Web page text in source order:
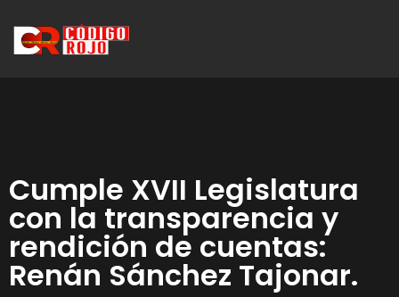
Cumple XVII Legislatura
con la transparencia y
rendición de cuentas:
Renán Sánchez Tajonar.